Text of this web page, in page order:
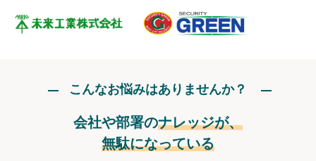
こんなお悩みはありませんか？
会社や部署のナレッジが、
無駄になっている